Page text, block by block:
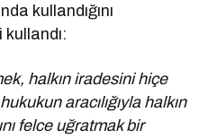
kullandığını
halkın iradesini hiçe
aracılığıyla halkın
felce uğratmak bir